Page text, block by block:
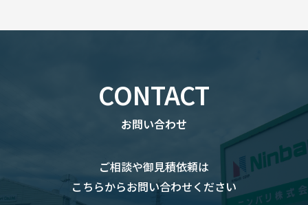
CONTACT
お問い合わせ
ご相談や御見積依頼は
こちらからお問い合わせください